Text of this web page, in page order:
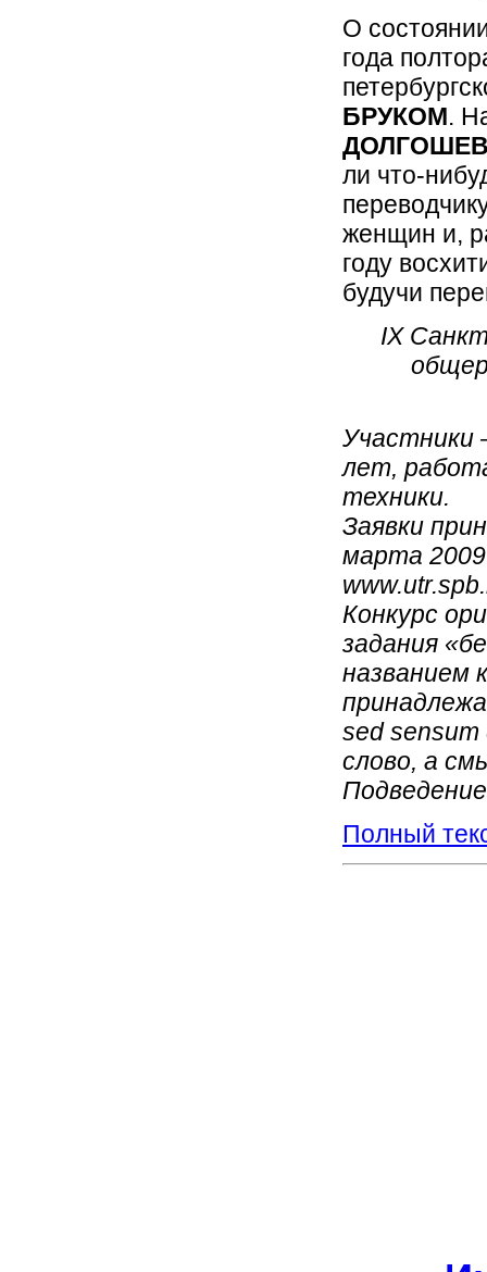
О
года
БРУКОМ.
ли что-
женщин и,
году
будучи
IX
Участники
лет,
техники.
Заявки
марта 2009
Конкурс
задания
названием
sed
слово, а
Полный